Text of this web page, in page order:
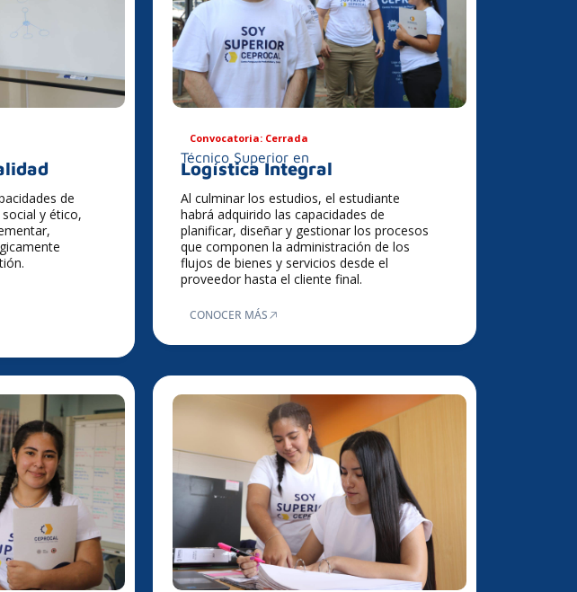
de
y ético,
Convocatoria: Cerrada
Técnico Superior en
Logística Integral
Al culminar los estudios, el estudiante
habrá adquirido las capacidades de
planificar, diseñar y gestionar los procesos
que componen la administración de los
flujos de bienes y servicios desde el
proveedor hasta el cliente final.
CONOCER MÁS